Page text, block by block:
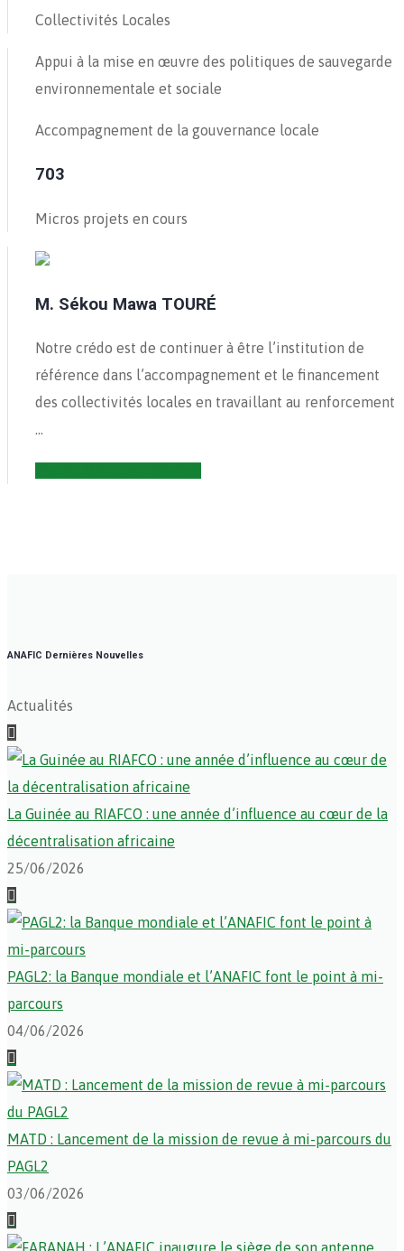
Collectivités Locales
Appui à la mise en œuvre des politiques de sauvegarde
environnementale et sociale
Accompagnement de la gouvernance locale
703
Micros projets en cours
M. Sékou Mawa TOURÉ
Notre crédo est de continuer à être l’institution de
référence dans l’accompagnement et le financement
des collectivités locales en travaillant au renforcement
...
ANAFIC Dernières Nouvelles
Actualités
La Guinée au RIAFCO : une année d’influence au cœur de la
décentralisation africaine
25/06/2026
PAGL2: la Banque mondiale et l’ANAFIC font le point à mi-
parcours
04/06/2026
MATD : Lancement de la mission de revue à mi-parcours du
PAGL2
03/06/2026